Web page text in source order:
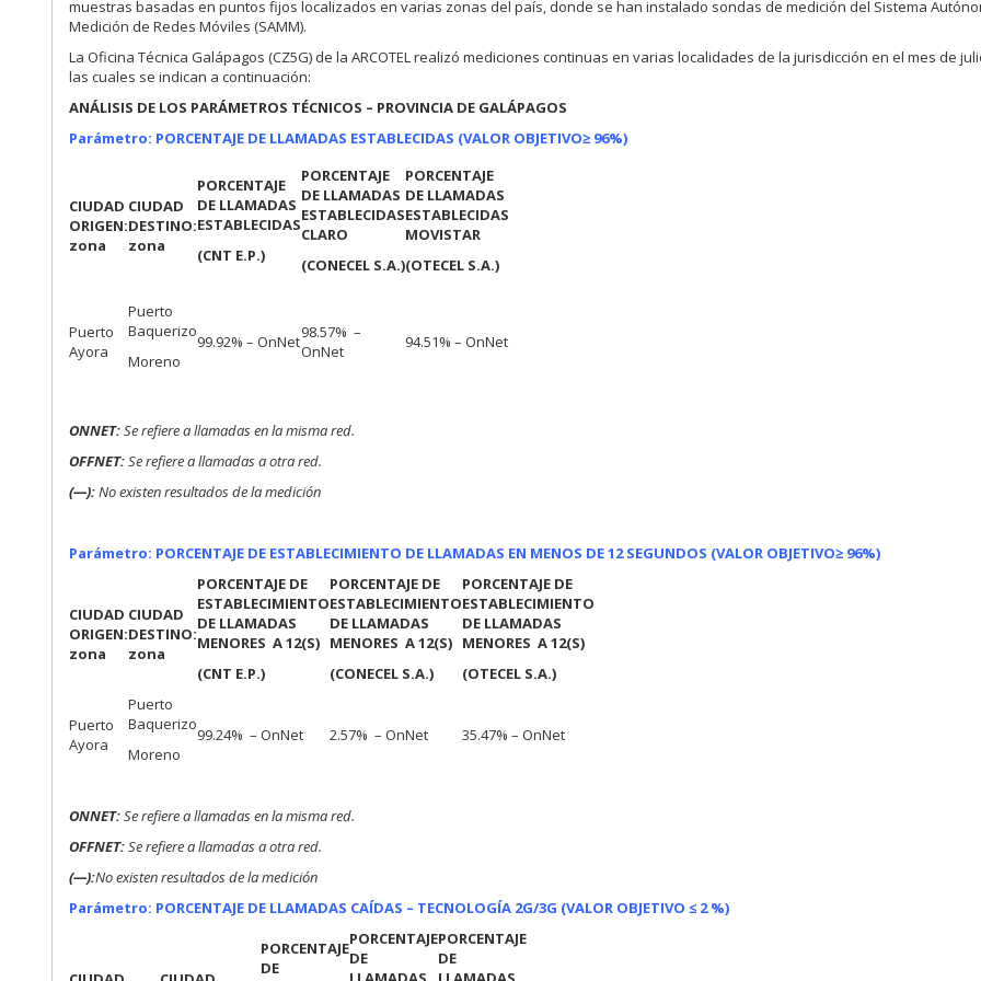
muestras basadas en puntos fijos localizados en varias zonas del país, donde se han instalado sondas de medición del Sistema
Medición de Redes Móviles (SAMM).
La Oficina Técnica Galápagos (CZ5G) de la ARCOTEL realizó mediciones continuas en varias localidades de la jurisdicción en el mes de
las cuales se indican a continuación:
ANÁLISIS DE LOS PARÁMETROS TÉCNICOS – PROVINCIA DE GALÁPAGOS
Parámetro: PORCENTAJE DE LLAMADAS ESTABLECIDAS (VALOR OBJETIVO≥ 96%)
CIUDAD
ORIGEN:
zona
CIUDAD
DESTINO:
zona
PORCENTAJE
DE LLAMADAS
ESTABLECIDAS
(CNT E.P.)
PORCENTAJE
DE LLAMADAS
ESTABLECIDAS
CLARO
(CONECEL S.A.)
PORCENTAJE
DE LLAMADAS
ESTABLECIDAS
MOVISTAR
(OTECEL S.A.)
Puerto
Ayora
Puerto
Baquerizo
Moreno
99.92% – OnNet98.57% –
OnNet
94.51% – OnNet
ONNET:Se refiere a llamadas en la misma red.
OFFNET:Se refiere a llamadas a otra red.
(—):No existen resultados de la medición
Parámetro: PORCENTAJE DE ESTABLECIMIENTO DE LLAMADAS EN MENOS DE 12 SEGUNDOS (VALOR OBJETIVO≥ 96%)
CIUDAD
ORIGEN:
zona
CIUDAD
DESTINO:
zona
PORCENTAJE DE
ESTABLECIMIENTO
DE LLAMADAS
MENORES A 12(S)
(CNT E.P.)
PORCENTAJE DE
ESTABLECIMIENTO
DE LLAMADAS
MENORES A 12(S)
(CONECEL S.A.)
PORCENTAJE DE
ESTABLECIMIENTO
DE LLAMADAS
MENORES A 12(S)
(OTECEL S.A.)
Puerto
Ayora
Puerto
Baquerizo
Moreno
99.24% – OnNet 2.57% – OnNet 35.47% – OnNet
ONNET:Se refiere a llamadas en la misma red.
OFFNET:Se refiere a llamadas a otra red.
(—):No existen resultados de la medición
Parámetro: PORCENTAJE DE LLAMADAS CAÍDAS – TECNOLOGÍA 2G/3G (VALOR OBJETIVO ≤ 2 %)
PORCENTAJE
DE
PORCENTAJE
DE
PORCENTAJE
DE